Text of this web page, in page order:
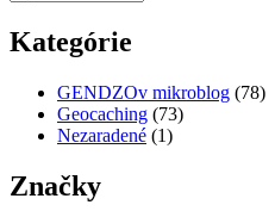
Kategórie
GENDZOv mikroblog (78)
Geocaching (73)
Nezaradené (1)
Značky